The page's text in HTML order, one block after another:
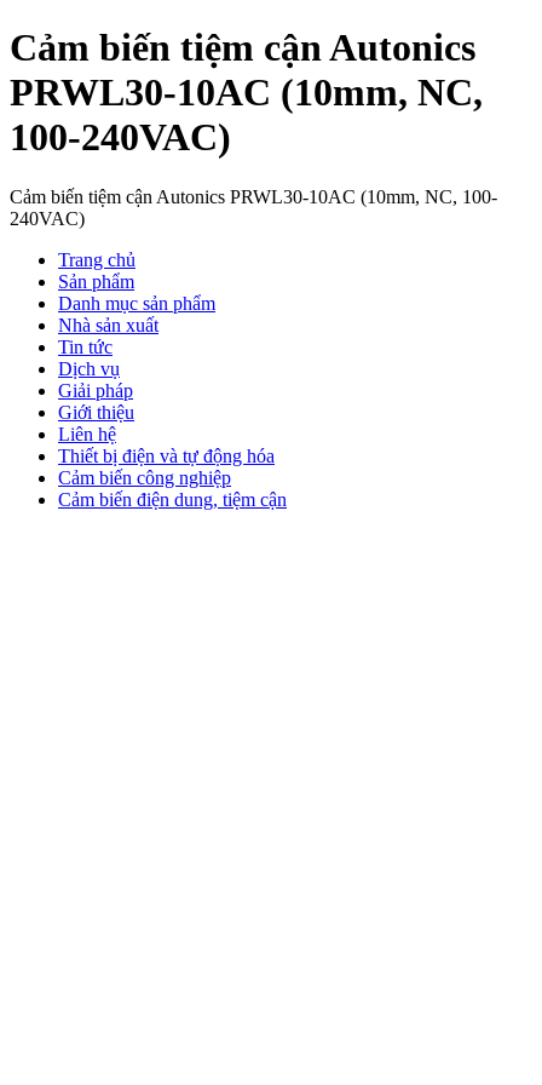
Cảm biến tiệm cận Autonics
PRWL30-10AC (10mm, NC,
100-240VAC)
Cảm biến tiệm cận Autonics PRWL30-10AC (10mm, NC, 100-
240VAC)
Trang chủ
Sản phẩm
Danh mục sản phẩm
Nhà sản xuất
Tin tức
Dịch vụ
Giải pháp
Giới thiệu
Liên hệ
Thiết bị điện và tự động hóa
Cảm biến công nghiệp
Cảm biến điện dung, tiệm cận